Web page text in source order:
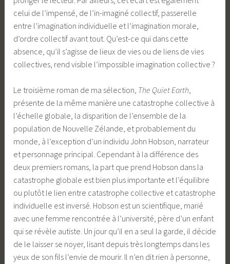
celui de l’impensé, de l’in-imaginé collectif, passerelle
entre l’imagination individuelle et l’imagination morale,
d’ordre collectif avant tout. Qu’est-ce qui dans cette
absence, qu’il s’agisse de lieux de vies ou de liens de vies
collectives, rend visible l’impossible imagination collective ?
Le troisième roman de ma sélection, The Quiet Earth,
présente de la même manière une catastrophe collective à
l’échelle globale, la disparition de l’ensemble de la
population de Nouvelle Zélande, et probablement du
monde, à l’exception d’un individu John Hobson, narrateur
et personnage principal. Cependant à la différence des
deux premiers romans, la part que prend Hobson dans la
catastrophe globale est bien plus importante et l’équilibre
ou plutôt le lien entre catastrophe collective et catastrophe
individuelle est inversé. Hobson est un scientifique, marié
avec une femme rencontrée à l’université, père d’un enfant
qui se révèle autiste. Un jour qu’il en a seul la garde, il décide
de le laisser se noyer, lisant depuis très longtemps dans les
yeux de son fils l’envie de mourir. Il n’en dit rien à personne,